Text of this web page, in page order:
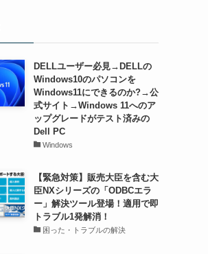
DELLユーザー必見→DELLの
Windows10のパソコンを
Windows11にできるのか?→公
式サイト→Windows 11へのア
ップグレードがテスト済みの
Dell PC
Windows
【緊急対策】販売大臣を含む大
臣NXシリーズの「ODBCエラ
ー」解決ツール登場！適用で即
トラブル1発解消！
困った・トラブルの解決